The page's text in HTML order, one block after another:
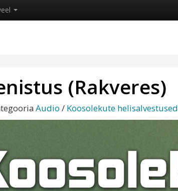
(Rakveres)
Audio / Koosolekute helisalvestused